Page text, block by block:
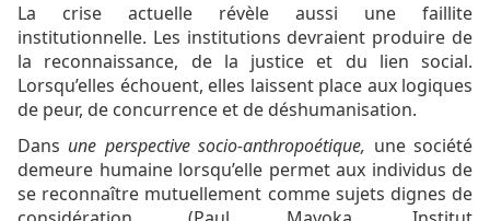
La crise actuelle révèle aussi une faillite
institutionnelle. Les institutions devraient produire de
la reconnaissance, de la justice et du lien social.
Lorsqu’elles échouent, elles laissent place aux logiques
de peur, de concurrence et de déshumanisation.
Dans une perspective socio-anthropoétique, une société
demeure humaine lorsqu’elle permet aux individus de
se reconnaître mutuellement comme sujets dignes de